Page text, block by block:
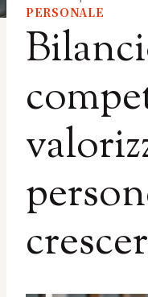
PERSONALE